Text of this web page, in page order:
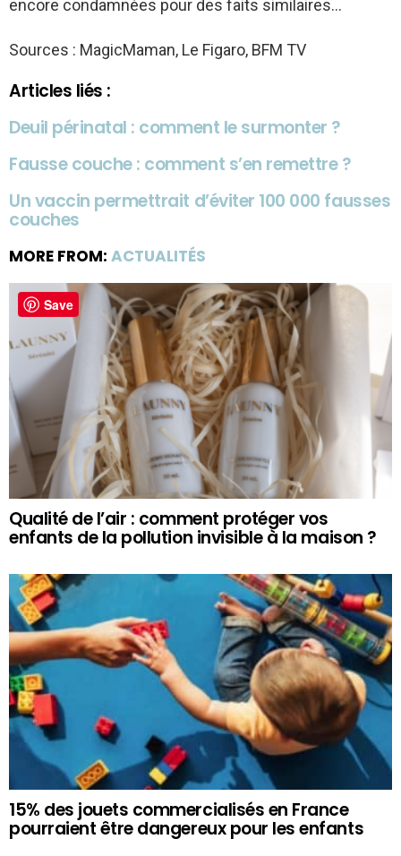
encore condamnées pour des faits similaires…
Sources : MagicMaman, Le Figaro, BFM TV
Articles liés :
Deuil périnatal : comment le surmonter ?
Fausse couche : comment s’en remettre ?
Un vaccin permettrait d’éviter 100 000 fausses
couches
MORE FROM: ACTUALITÉS
Qualité de l’air : comment protéger vos
enfants de la pollution invisible à la maison ?
15% des jouets commercialisés en France
pourraient être dangereux pour les enfants
Save